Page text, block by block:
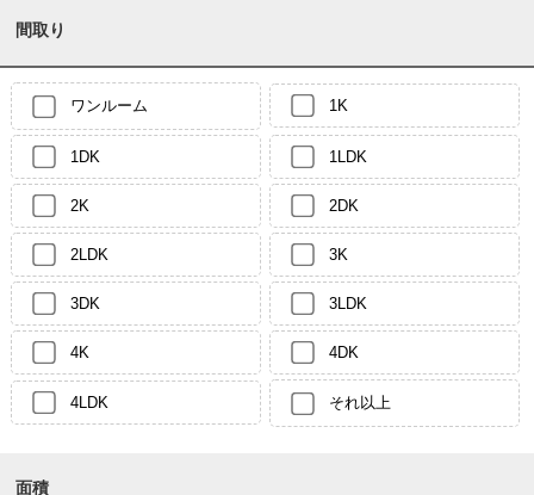
間取り
ワンルーム 1K
1DK 1LDK
2K 2DK
2LDK 3K
3DK 3LDK
4K 4DK
4LDK それ以上
面積